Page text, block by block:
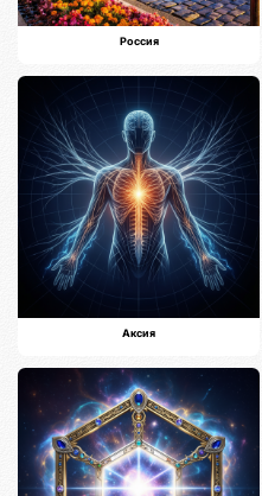
Россия
Аксия